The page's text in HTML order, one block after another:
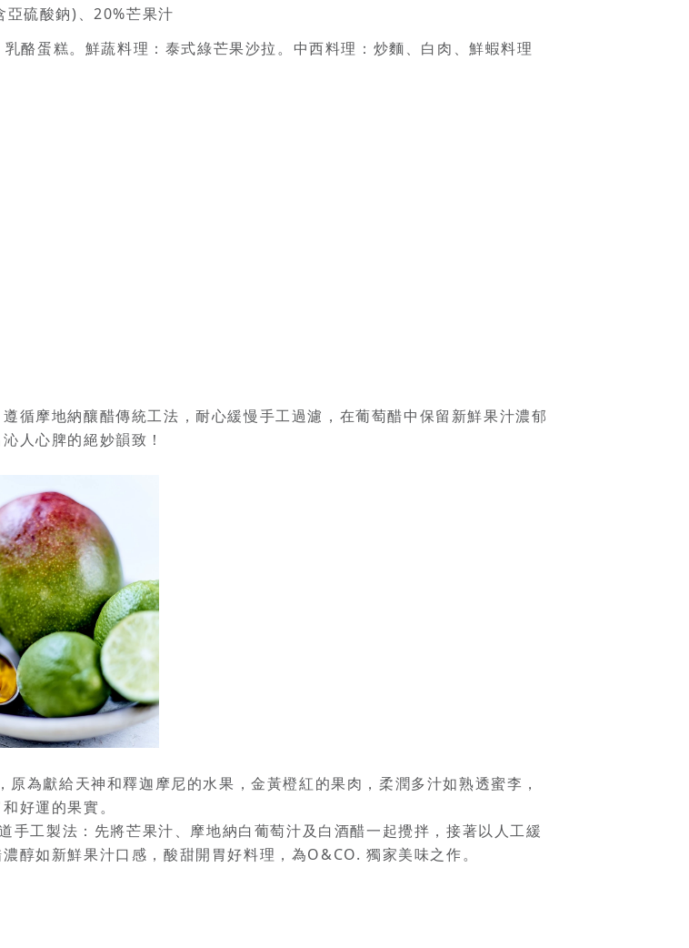
硫酸鈉)、20%芒果汁
酪蛋糕。鮮蔬料理：泰式綠芒果沙拉。中西料理：炒麵、白肉、鮮蝦料理
循摩地納釀醋傳統工法，耐心緩慢手工過濾，在葡萄醋中保留新鮮果汁濃郁
人心脾的絕妙韻致！
為獻給天神和釋迦摩尼的水果，金黃橙紅的果肉，柔潤多汁如熟透蜜李，
好運的果實。
工製法：先將芒果汁、摩地納白葡萄汁及白酒醋一起攪拌，接著以人工緩
醇如新鮮果汁口感，酸甜開胃好料理，為O&CO. 獨家美味之作。